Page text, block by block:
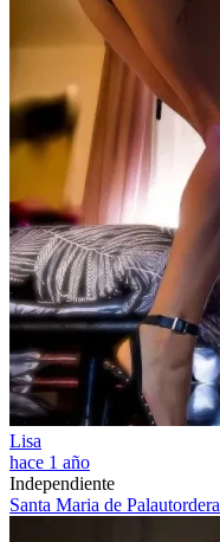
Lisa
hace 1 año
Independiente
Santa Maria de Palautordera